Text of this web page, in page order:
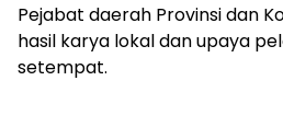
Pejabat daerah Provinsi dan
hasil karya lokal dan upaya
setempat.